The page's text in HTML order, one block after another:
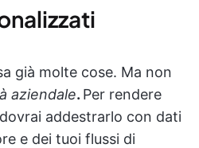
già molte cose. Ma non
aziendale. Per rendere
addestrarlo con dati
e dei tuoi flussi di